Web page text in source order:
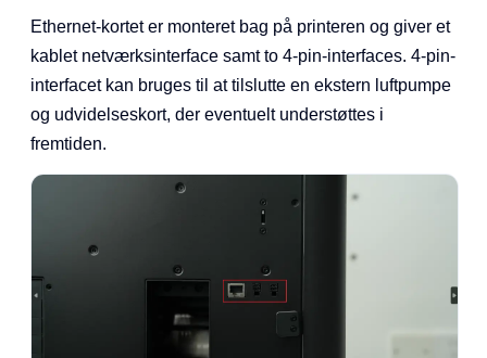
Ethernet-kortet er monteret bag på printeren og giver et
kablet netværksinterface samt to 4-pin-interfaces. 4-pin-
interfacet kan bruges til at tilslutte en ekstern luftpumpe
og udvidelseskort, der eventuelt understøttes i
fremtiden.